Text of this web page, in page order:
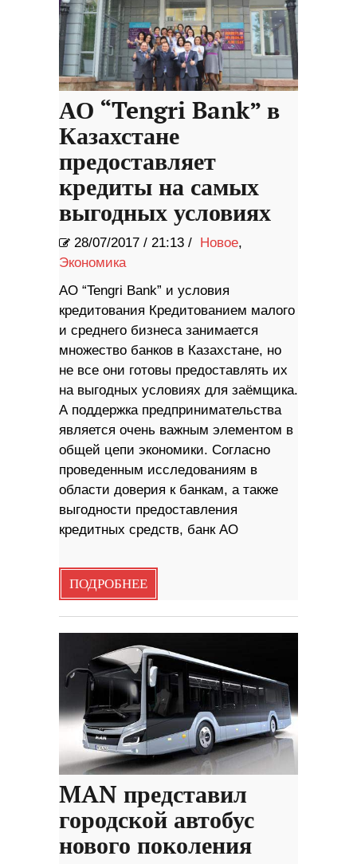
АО “Tengri Bank” в
Казахстане
предоставляет
кредиты на самых
выгодных условиях
28/07/2017 / 21:13 / Новое,
Экономика
АО “Tengri Bank” и условия
кредитования Кредитованием малого
и среднего бизнеса занимается
множество банков в Казахстане, но
не все они готовы предоставлять их
на выгодных условиях для заёмщика.
А поддержка предпринимательства
является очень важным элементом в
общей цепи экономики. Согласно
проведенным исследованиям в
области доверия к банкам, а также
выгодности предоставления
кредитных средств, банк АО
ПОДРОБНЕЕ
MAN представил
городской автобус
нового поколения